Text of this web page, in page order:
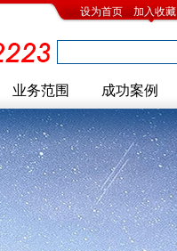
设为首页 加入收藏
业务范围 成功案例